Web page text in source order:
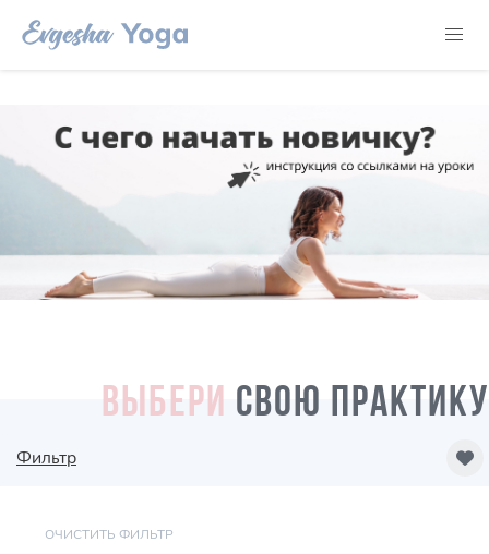
ВЫБЕРИ СВОЮ ПРАКТИКУ
Фильтр
ОЧИСТИТЬ ФИЛЬТР